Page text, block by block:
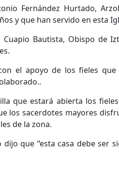
Fernández Hurtado,
y que han servido en esta
Bautista, Obispo de
el apoyo de los fieles
que estará abierta los
los sacerdotes mayores
de la zona.
dijo que “esta casa debe